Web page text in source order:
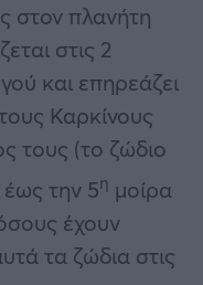
στον πλανήτη
στις 2
και επηρεάζει
Καρκίνους
τους (το ζώδιο
έως την 5η μοίρα
έχουν
τα ζώδια στις